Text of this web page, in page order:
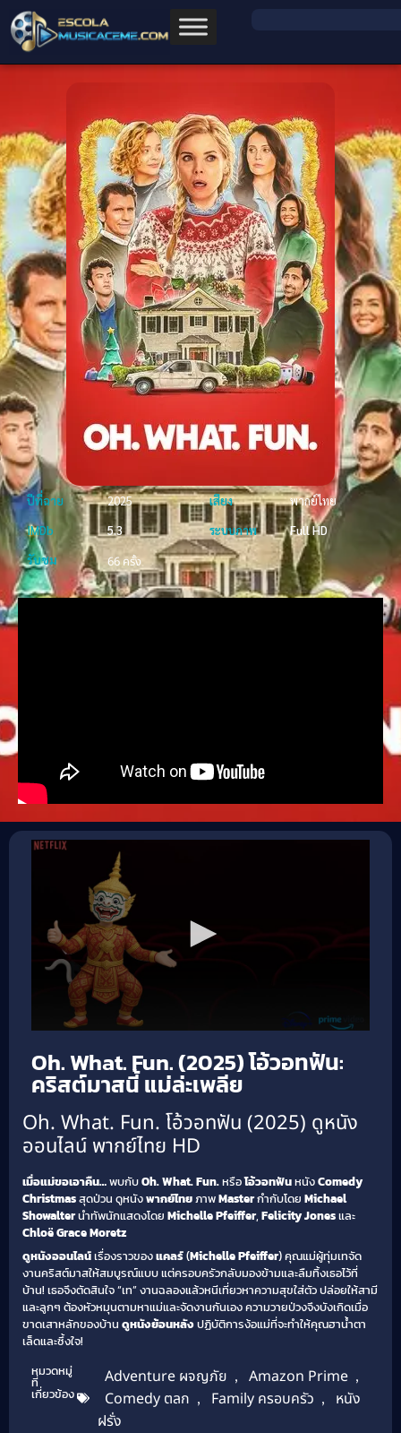
ปีที่ฉาย 2025 เสียง
พากย์ไทย
IMDb
5.3 ระบบภาพ
Full HD
รับชม
66 ครั้ง
Oh. What. Fun. (2025) โอ้วอทฟัน:
คริสต์มาสนี้ แม่ล่ะเพลีย
Oh. What. Fun. โอ้วอทฟัน (2025) ดูหนัง
ออนไลน์ พากย์ไทย HD
เมื่อแม่ขอเอาคืน…พบกับOh. What. Fun.หรือโอ้วอทฟันหนังComedy
Christmasสุดป่วน ดูหนังพากย์ไทยภาพMasterกำกับโดย Michael
Showalterนำทัพนักแสดงโดย Michelle Pfeiffer, Felicity Jonesและ
Chloë Grace Moretz
ดูหนังออนไลน์เรื่องราวของแคลร์(Michelle Pfeiffer) คุณแม่ผู้ทุ่มเทจัด
งานคริสต์มาสให้สมบูรณ์แบบ แต่ครอบครัวกลับมองข้ามและลืมทิ้งเธอไว้ที่
บ้าน! เธอจึงตัดสินใจ “เท” งานฉลองแล้วหนีเที่ยวหาความสุขใส่ตัว ปล่อยให้สามี
และลูกๆ ต้องหัวหมุนตามหาแม่และจัดงานกันเอง ความวายป่วงจึงบังเกิดเมื่อ
ขาดเสาหลักของบ้าน ดูหนังย้อนหลังปฏิบัติการง้อแม่ที่จะทำให้คุณฮาน้ำตา
เล็ดและซึ้งใจ!
หมวดหมู่
ที่
เกี่ยวข้อง
Adventure ผจญภัย , Amazon Prime ,
Comedy ตลก , Family ครอบครัว ,
หนัง
ฝรั่ง